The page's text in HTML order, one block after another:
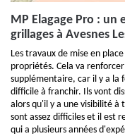
MP Elagage Pro :
grillages à Avesnes
Les travaux de mise en
propriétés. Cela va
supplémentaire, car il y a la
difficile à franchir. Ils vont
alors qu'il y a une visibilité
sont assez difficiles et il est
qui a plusieurs années